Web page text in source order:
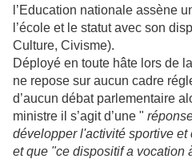
l’Education nationale assène
l’école et le statut avec son
Culture, Civisme).
Déployé en toute hâte lors de
ne repose sur aucun cadre
d’aucun débat parlementaire
ministre il s’agit d’une "
développer l'activité sportive
et que "ce dispositif a vocation